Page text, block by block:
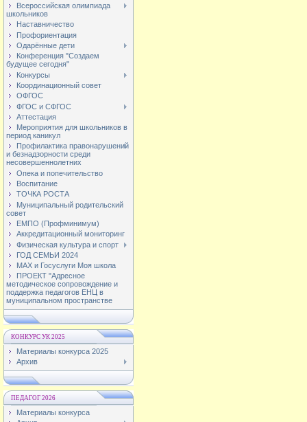
Всероссийская олимпиада
школьников
Наставничество
Профориентация
Одарённые дети
Конференция "Создаем
будущее сегодня"
Конкурсы
Координационный совет
ОФГОС
ФГОС и СФГОС
Аттестация
Мероприятия для школьников в
период каникул
Профилактика правонарушений
и безнадзорности среди
несовершеннолетних
Опека и попечительство
Воспитание
ТОЧКА РОСТА
Муниципальный родительский
совет
ЕМПО (Профминимум)
Аккредитационный мониторинг
Физическая культура и спорт
ГОД СЕМЬИ 2024
МАХ и Госуслуги Моя школа
ПРОЕКТ "Адресное
методическое сопровождение и
поддержка педагогов ЕНЦ в
муниципальном пространстве
КОНКУРС УК 2025
Материалы конкурса 2025
Архив
ПЕДАГОГ 2026
Материалы конкурса